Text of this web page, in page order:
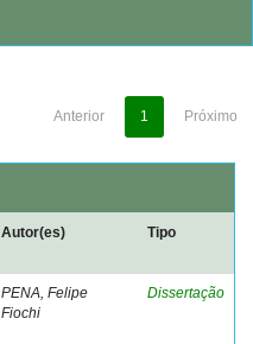
Anterior 1 Próximo
Autor(es) Tipo
PENA, Felipe
Fiochi
Dissertação